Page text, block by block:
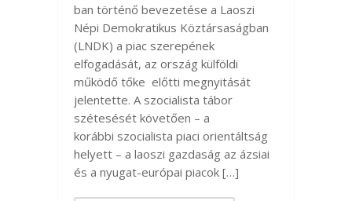
ban történő bevezetése a Laoszi
Népi Demokratikus Köztársaságban
(LNDK) a piac szerepének
elfogadását, az ország külföldi
működő tőke előtti megnyitását
jelentette. A szocialista tábor
szétesését követően – a
korábbi szocialista piaci orientáltság
helyett – a laoszi gazdaság az ázsiai
és a nyugat-európai piacok […]